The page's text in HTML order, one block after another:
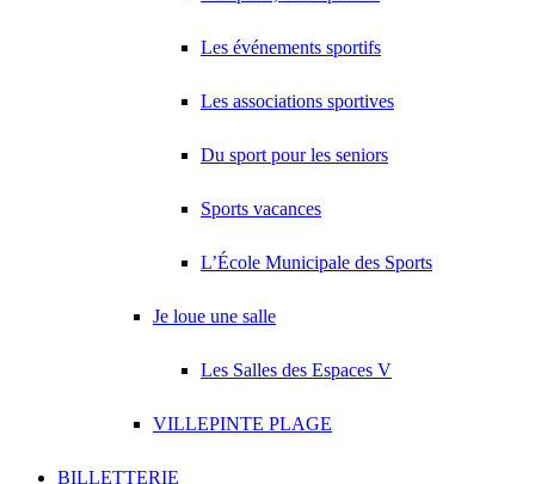
Les événements sportifs
Les associations sportives
Du sport pour les seniors
Sports vacances
L’École Municipale des Sports
Je loue une salle
Les Salles des Espaces V
VILLEPINTE PLAGE
BILLETTERIE